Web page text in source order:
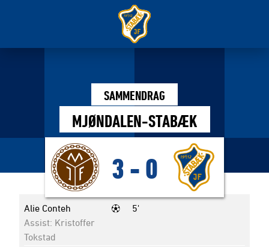
SAMMENDRAG
MJØNDALEN-STABÆK
3 - 0
5'
Alie Conteh
Assist: Kristoffer
Tokstad